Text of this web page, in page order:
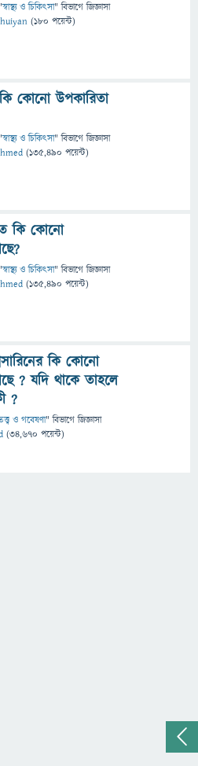
"স্বাস্থ্য ও চিকিৎসা" বিভাগে জিজ্ঞাসা
(180 পয়েন্ট)
কি কোনো উপকারিতা
"স্বাস্থ্য ও চিকিৎসা" বিভাগে জিজ্ঞাসা
(135,490 পয়েন্ট)
কি কোনো
"স্বাস্থ্য ও চিকিৎসা" বিভাগে জিজ্ঞাসা
(135,490 পয়েন্ট)
কি কোনো
? যদি থাকে তাহলে
?
ও গবেষণা" বিভাগে জিজ্ঞাসা
(34,670 পয়েন্ট)